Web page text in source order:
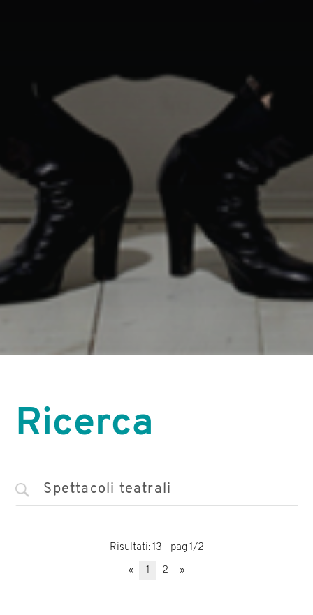
Ricerca
Risultati: 13 - pag 1/2
« 1 2 »